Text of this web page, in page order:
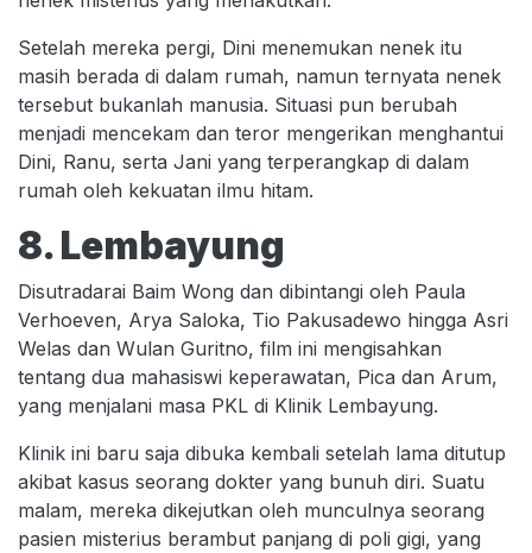
Setelah mereka pergi, Dini menemukan nenek itu
masih berada di dalam rumah, namun ternyata nenek
tersebut bukanlah manusia. Situasi pun berubah
menjadi mencekam dan teror mengerikan menghantui
Dini, Ranu, serta Jani yang terperangkap di dalam
rumah oleh kekuatan ilmu hitam.
8. Lembayung
Disutradarai Baim Wong dan dibintangi oleh Paula
Verhoeven, Arya Saloka, Tio Pakusadewo hingga Asri
Welas dan Wulan Guritno, film ini mengisahkan
tentang dua mahasiswi keperawatan, Pica dan Arum,
yang menjalani masa PKL di Klinik Lembayung.
Klinik ini baru saja dibuka kembali setelah lama ditutup
akibat kasus seorang dokter yang bunuh diri. Suatu
malam, mereka dikejutkan oleh munculnya seorang
pasien misterius berambut panjang di poli gigi, yang